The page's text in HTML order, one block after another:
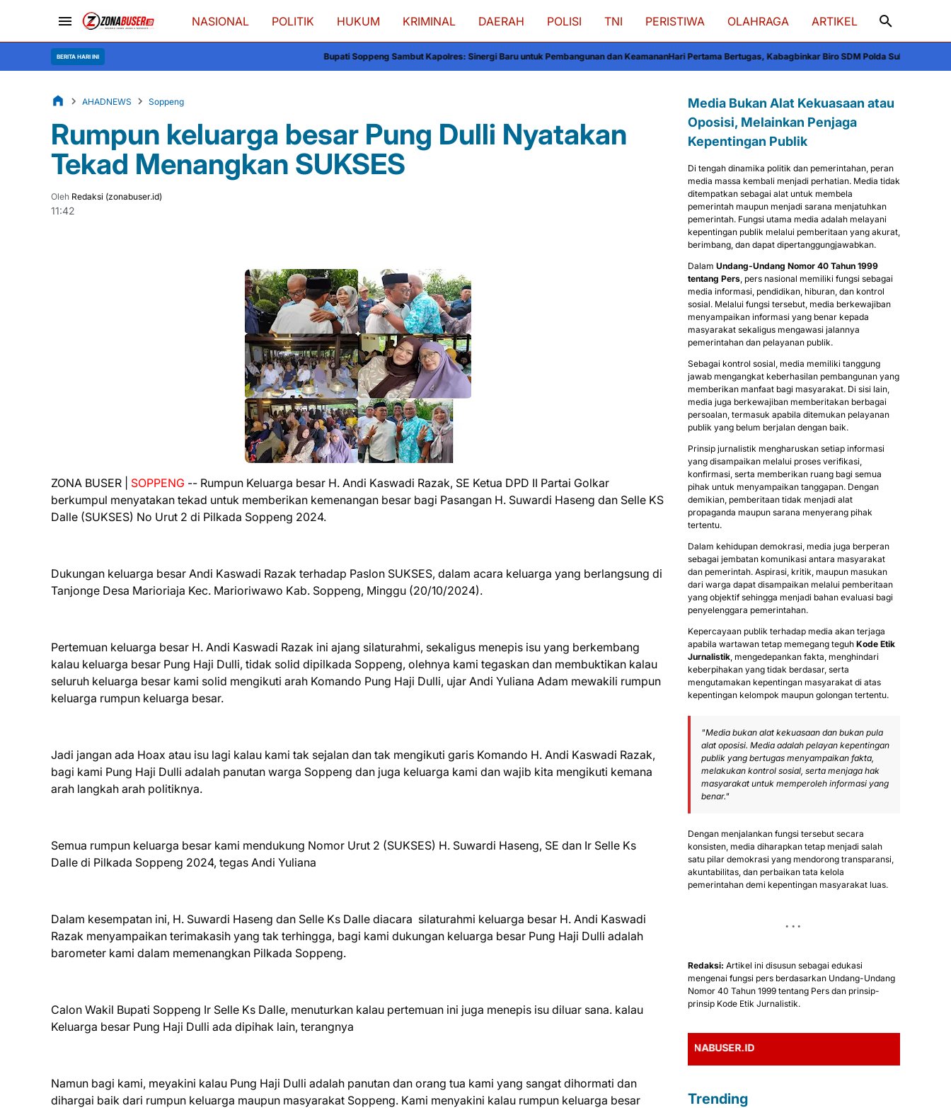
NASIONAL POLITIK HUKUM KRIMINAL DAERAH POLISI TNI PERISTIWA OLAHRAGA ARTIKEL
BERITA HARI INI Bupati Soppeng Sambut Kapolres: Sinergi Baru untuk Pembangunan dan KeamananHari Pertama Bertugas, Kabagbinkar Biro SDM Polda Sulsel Ajak Personel Jaga dan
AHADNEWS Soppeng
Rumpun keluarga besar Pung Dulli Nyatakan
Tekad Menangkan SUKSES
Oleh Redaksi (zonabuser.id)
11:42
ZONA BUSER | SOPPENG -- Rumpun Keluarga besar H. Andi Kaswadi Razak, SE Ketua DPD II Partai Golkar
berkumpul menyatakan tekad untuk memberikan kemenangan besar bagi Pasangan H. Suwardi Haseng dan Selle KS
Dalle (SUKSES) No Urut 2 di Pilkada Soppeng 2024.
Dukungan keluarga besar Andi Kaswadi Razak terhadap Paslon SUKSES, dalam acara keluarga yang berlangsung di
Tanjonge Desa Marioriaja Kec. Marioriwawo Kab. Soppeng, Minggu (20/10/2024).
Pertemuan keluarga besar H. Andi Kaswadi Razak ini ajang silaturahmi, sekaligus menepis isu yang berkembang
kalau keluarga besar Pung Haji Dulli, tidak solid dipilkada Soppeng, olehnya kami tegaskan dan membuktikan kalau
seluruh keluarga besar kami solid mengikuti arah Komando Pung Haji Dulli, ujar Andi Yuliana Adam mewakili rumpun
keluarga rumpun keluarga besar.
Jadi jangan ada Hoax atau isu lagi kalau kami tak sejalan dan tak mengikuti garis Komando H. Andi Kaswadi Razak,
bagi kami Pung Haji Dulli adalah panutan warga Soppeng dan juga keluarga kami dan wajib kita mengikuti kemana
arah langkah arah politiknya.
Semua rumpun keluarga besar kami mendukung Nomor Urut 2 (SUKSES) H. Suwardi Haseng, SE dan Ir Selle Ks
Dalle di Pilkada Soppeng 2024, tegas Andi Yuliana
Dalam kesempatan ini, H. Suwardi Haseng dan Selle Ks Dalle diacara silaturahmi keluarga besar H. Andi Kaswadi
Razak menyampaikan terimakasih yang tak terhingga, bagi kami dukungan keluarga besar Pung Haji Dulli adalah
barometer kami dalam memenangkan Pilkada Soppeng.
Calon Wakil Bupati Soppeng Ir Selle Ks Dalle, menuturkan kalau pertemuan ini juga menepis isu diluar sana. kalau
Keluarga besar Pung Haji Dulli ada dipihak lain, terangnya
Namun bagi kami, meyakini kalau Pung Haji Dulli adalah panutan dan orang tua kami yang sangat dihormati dan
dihargai baik dari rumpun keluarga maupun masyarakat Soppeng. Kami menyakini kalau rumpun keluarga besar
Media Bukan Alat Kekuasaan atau
Oposisi, Melainkan Penjaga
Kepentingan Publik
Di tengah dinamika politik dan pemerintahan, peran
media massa kembali menjadi perhatian. Media tidak
ditempatkan sebagai alat untuk membela
pemerintah maupun menjadi sarana menjatuhkan
pemerintah. Fungsi utama media adalah melayani
kepentingan publik melalui pemberitaan yang akurat,
berimbang, dan dapat dipertanggungjawabkan.
Dalam Undang-Undang Nomor 40 Tahun 1999
tentang Pers, pers nasional memiliki fungsi sebagai
media informasi, pendidikan, hiburan, dan kontrol
sosial. Melalui fungsi tersebut, media berkewajiban
menyampaikan informasi yang benar kepada
masyarakat sekaligus mengawasi jalannya
pemerintahan dan pelayanan publik.
Sebagai kontrol sosial, media memiliki tanggung
jawab mengangkat keberhasilan pembangunan yang
memberikan manfaat bagi masyarakat. Di sisi lain,
media juga berkewajiban memberitakan berbagai
persoalan, termasuk apabila ditemukan pelayanan
publik yang belum berjalan dengan baik.
Prinsip jurnalistik mengharuskan setiap informasi
yang disampaikan melalui proses verifikasi,
konfirmasi, serta memberikan ruang bagi semua
pihak untuk menyampaikan tanggapan. Dengan
demikian, pemberitaan tidak menjadi alat
propaganda maupun sarana menyerang pihak
tertentu.
Dalam kehidupan demokrasi, media juga berperan
sebagai jembatan komunikasi antara masyarakat
dan pemerintah. Aspirasi, kritik, maupun masukan
dari warga dapat disampaikan melalui pemberitaan
yang objektif sehingga menjadi bahan evaluasi bagi
penyelenggara pemerintahan.
Kepercayaan publik terhadap media akan terjaga
apabila wartawan tetap memegang teguh Kode Etik
Jurnalistik, mengedepankan fakta, menghindari
keberpihakan yang tidak berdasar, serta
mengutamakan kepentingan masyarakat di atas
kepentingan kelompok maupun golongan tertentu.
"Media bukan alat kekuasaan dan bukan pula
alat oposisi. Media adalah pelayan kepentingan
publik yang bertugas menyampaikan fakta,
melakukan kontrol sosial, serta menjaga hak
masyarakat untuk memperoleh informasi yang
benar."
Dengan menjalankan fungsi tersebut secara
konsisten, media diharapkan tetap menjadi salah
satu pilar demokrasi yang mendorong transparansi,
akuntabilitas, dan perbaikan tata kelola
pemerintahan demi kepentingan masyarakat luas.
Redaksi: Artikel ini disusun sebagai edukasi
mengenai fungsi pers berdasarkan Undang-Undang
Nomor 40 Tahun 1999 tentang Pers dan prinsip-
prinsip Kode Etik Jurnalistik.
TERIMA KASIH TELAH MEMBACA BERITA MEDIA ZONABUSER.ID
Trending